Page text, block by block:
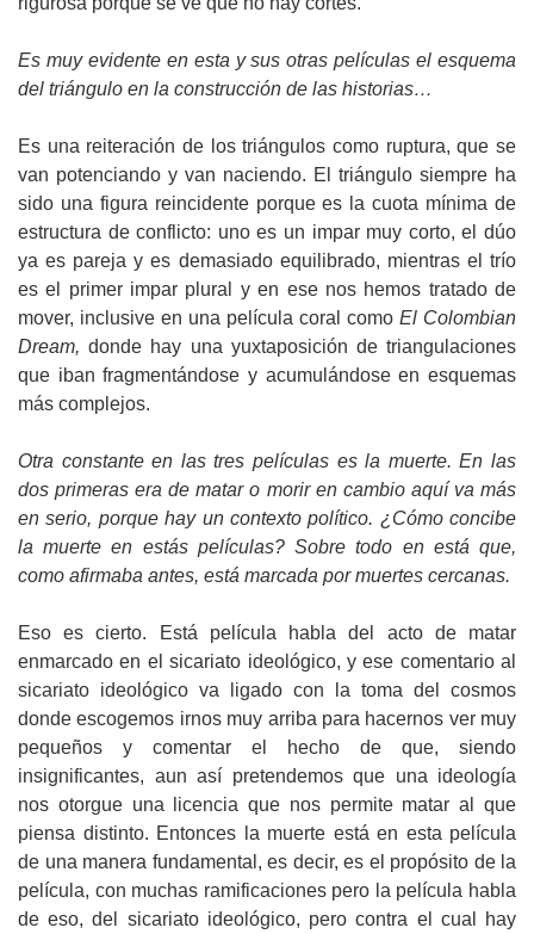
Es muy evidente en esta y sus otras películas el esquema
del triángulo en la construcción de las historias…
Es una reiteración de los triángulos como ruptura, que se
van potenciando y van naciendo. El triángulo siempre ha
sido una figura reincidente porque es la cuota mínima de
estructura de conflicto: uno es un impar muy corto, el dúo
ya es pareja y es demasiado equilibrado, mientras el trío
es el primer impar plural y en ese nos hemos tratado de
mover, inclusive en una película coral como El Colombian
Dream,donde hay una yuxtaposición de triangulaciones
que iban fragmentándose y acumulándose en esquemas
más complejos.
Otra constante en las tres películas es la muerte. En las
dos primeras era de matar o morir en cambio aquí va más
en serio, porque hay un contexto político. ¿Cómo concibe
la muerte en estás películas? Sobre todo en está que,
como afirmaba antes, está marcada por muertes cercanas.
Eso es cierto. Está película habla del acto de matar
enmarcado en el sicariato ideológico, y ese comentario al
sicariato ideológico va ligado con la toma del cosmos
donde escogemos irnos muy arriba para hacernos ver muy
pequeños y comentar el hecho de que, siendo
insignificantes, aun así pretendemos que una ideología
nos otorgue una licencia que nos permite matar al que
piensa distinto. Entonces la muerte está en esta película
de una manera fundamental, es decir, es el propósito de la
película, con muchas ramificaciones pero la película habla
de eso, del sicariato ideológico, pero contra el cual hay